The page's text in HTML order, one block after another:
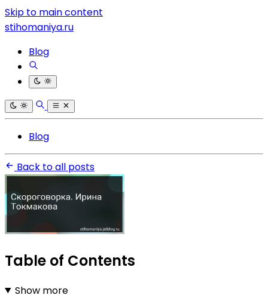
Skip to main content
stihomaniya.ru
Blog
Blog
Back to all posts
Table of Contents
Show more